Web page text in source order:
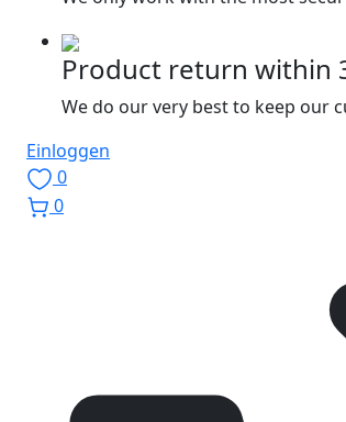
Product return within
We do our very best to keep our
Einloggen
0
0